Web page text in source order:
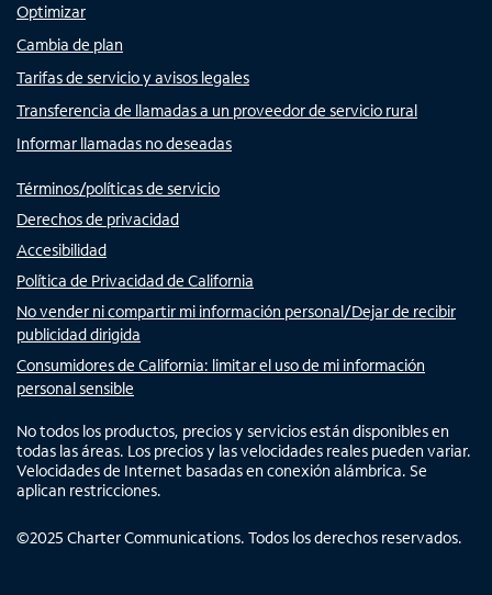
Optimizar
Cambia de plan
Tarifas de servicio y avisos legales
Transferencia de llamadas a un proveedor de servicio rural
Informar llamadas no deseadas
Términos/políticas de servicio
Derechos de privacidad
Accesibilidad
Política de Privacidad de California
No vender ni compartir mi información personal/Dejar de recibir
publicidad dirigida
Consumidores de California: limitar el uso de mi información
personal sensible
No todos los productos, precios y servicios están disponibles en
todas las áreas. Los precios y las velocidades reales pueden variar.
Velocidades de Internet basadas en conexión alámbrica. Se
aplican restricciones.
©2025 Charter Communications. Todos los derechos reservados.